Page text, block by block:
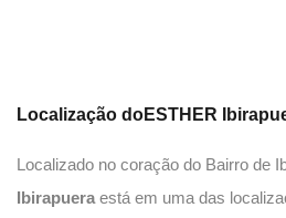
Localização doESTHER
Localizado no coração do Bairro de
Ibirapuera está em uma das